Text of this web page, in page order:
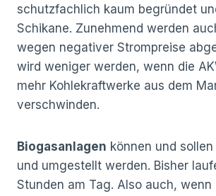
schutzfachlich kaum begründet
Schikane. Zunehmend werden
wegen negativer Strompreise
wird weniger werden, wenn die
mehr Kohlekraftwerke aus dem
verschwinden.
Biogasanlagen können und
und umgestellt werden. Bisher
Stunden am Tag. Also auch, wenn